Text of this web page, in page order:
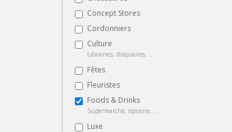
Concept Stores
Cordonniers
Culture
Librairies, disquaires, ...
Fêtes
Fleuristes
Foods & Drinks
Supermarché, épicerie, ...
Luxe